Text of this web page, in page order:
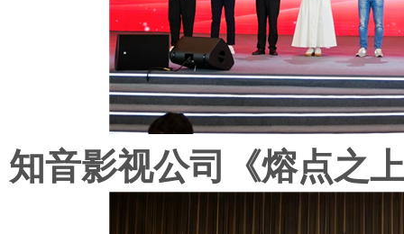
知音影视公司《熔点之